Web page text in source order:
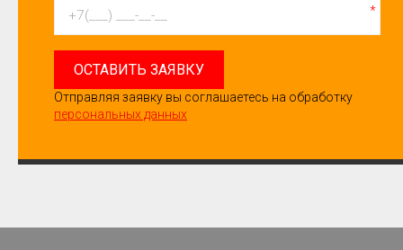
*
ОСТАВИТЬ ЗАЯВКУ
Отправляя заявку вы соглашаетесь на обработку
персональных данных